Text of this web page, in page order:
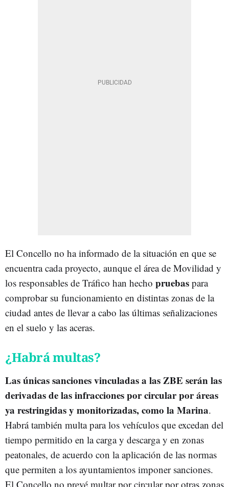
El Concello no ha informado de la situación en que se
encuentra cada proyecto, aunque el área de Movilidad y
los responsables de Tráfico han hecho pruebas para
comprobar su funcionamiento en distintas zonas de la
ciudad antes de llevar a cabo las últimas señalizaciones
en el suelo y las aceras.
¿Habrá multas?
Las únicas sanciones vinculadas a las ZBE serán las
derivadas de las infracciones por circular por áreas
ya restringidas y monitorizadas, como la Marina.
Habrá también multa para los vehículos que excedan del
tiempo permitido en la carga y descarga y en zonas
peatonales, de acuerdo con la aplicación de las normas
que permiten a los ayuntamientos imponer sanciones.
El Concello no prevé multar por circular por otras zonas